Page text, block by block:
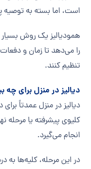
است، اما بسته به
همودیالیز یک روش بسیار
را می‌دهد تا زمان و
تنظیم کنند.
دیالیز در منزل برای
دیالیز در منزل عمدتاً
کلیوی پیشرفته یا مرحله
انجام می‌گیرد.
در این مرحله، کلیه‌ها به